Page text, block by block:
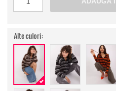
Alte culori: